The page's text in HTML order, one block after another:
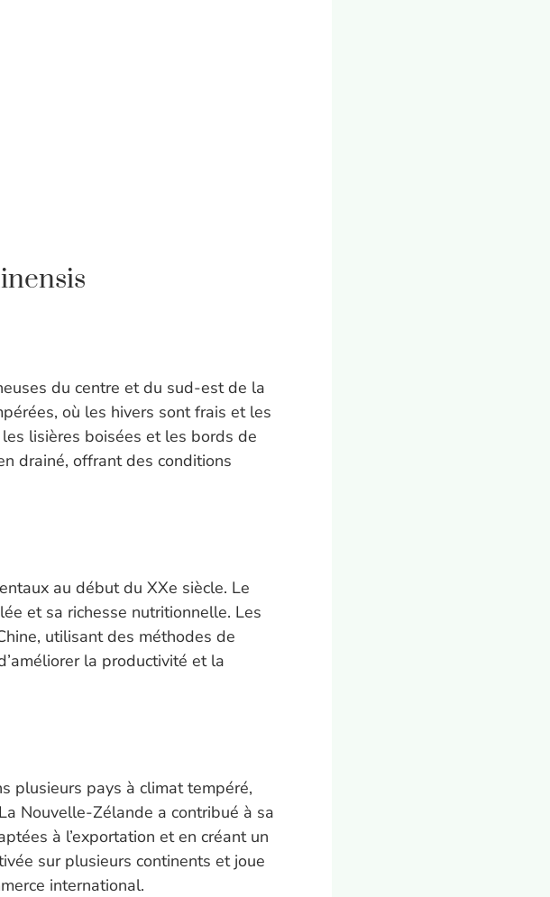
du centre et du sud-est de la
où les hivers sont frais et les
lisières boisées et les bords de
drainé, offrant des conditions
au début du XXe siècle. Le
et sa richesse nutritionnelle. Les
utilisant des méthodes de
la productivité et la
plusieurs pays à climat tempéré,
Nouvelle-Zélande a contribué à sa
à l’exportation et en créant un
sur plusieurs continents et joue
international.